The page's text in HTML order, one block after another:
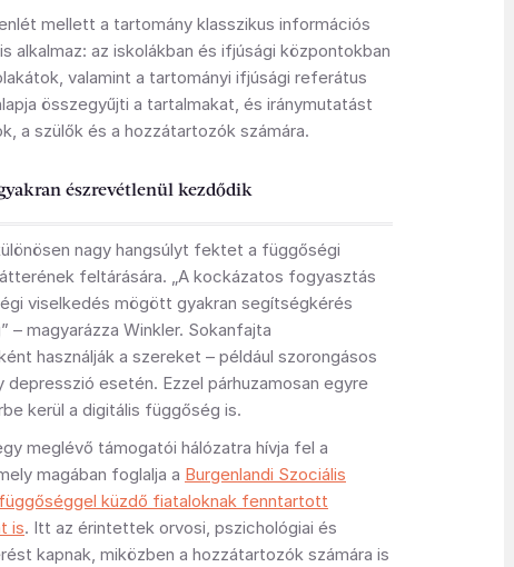
mellett a tartomány klasszikus információs
alkalmaz: az iskolákban és ifjúsági központokban
valamint a tartományi ifjúsági referátus
összegyűjti a tartalmakat, és iránymutatást
a szülők és a hozzátartozók számára.
észrevétlenül kezdődik
nagy hangsúlyt fektet a függőségi
feltárására. „A kockázatos fogyasztás
viselkedés mögött gyakran segítségkérés
– magyarázza Winkler. Sokanfajta
használják a szereket – például szorongásos
depresszió esetén. Ezzel párhuzamosan egyre
kerül a digitális függőség is.
meglévő támogatói hálózatra hívja fel a
magában foglalja a Burgenlandi Szociális
küzdő fiataloknak fenntartott
is. Itt az érintettek orvosi, pszichológiai és
kapnak, miközben a hozzátartozók számára is